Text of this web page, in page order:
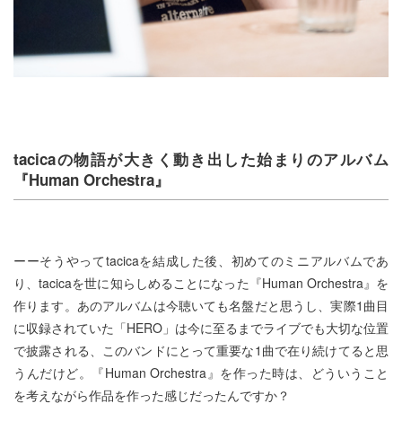
tacicaの物語が大きく動き出した始まりのアルバム
『Human Orchestra』
ーーそうやってtacicaを結成した後、初めてのミニアルバムであ
り、tacicaを世に知らしめることになった『Human Orchestra』を
作ります。あのアルバムは今聴いても名盤だと思うし、実際1曲目
に収録されていた「HERO」は今に至るまでライブでも大切な位置
で披露される、このバンドにとって重要な1曲で在り続けてると思
うんだけど。『Human Orchestra』を作った時は、どういうこと
を考えながら作品を作った感じだったんですか？